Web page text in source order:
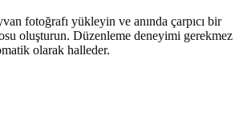
fotoğrafı yükleyin ve anında çarpıcı bir
oluşturun. Düzenleme deneyimi gerekmez
olarak halleder.